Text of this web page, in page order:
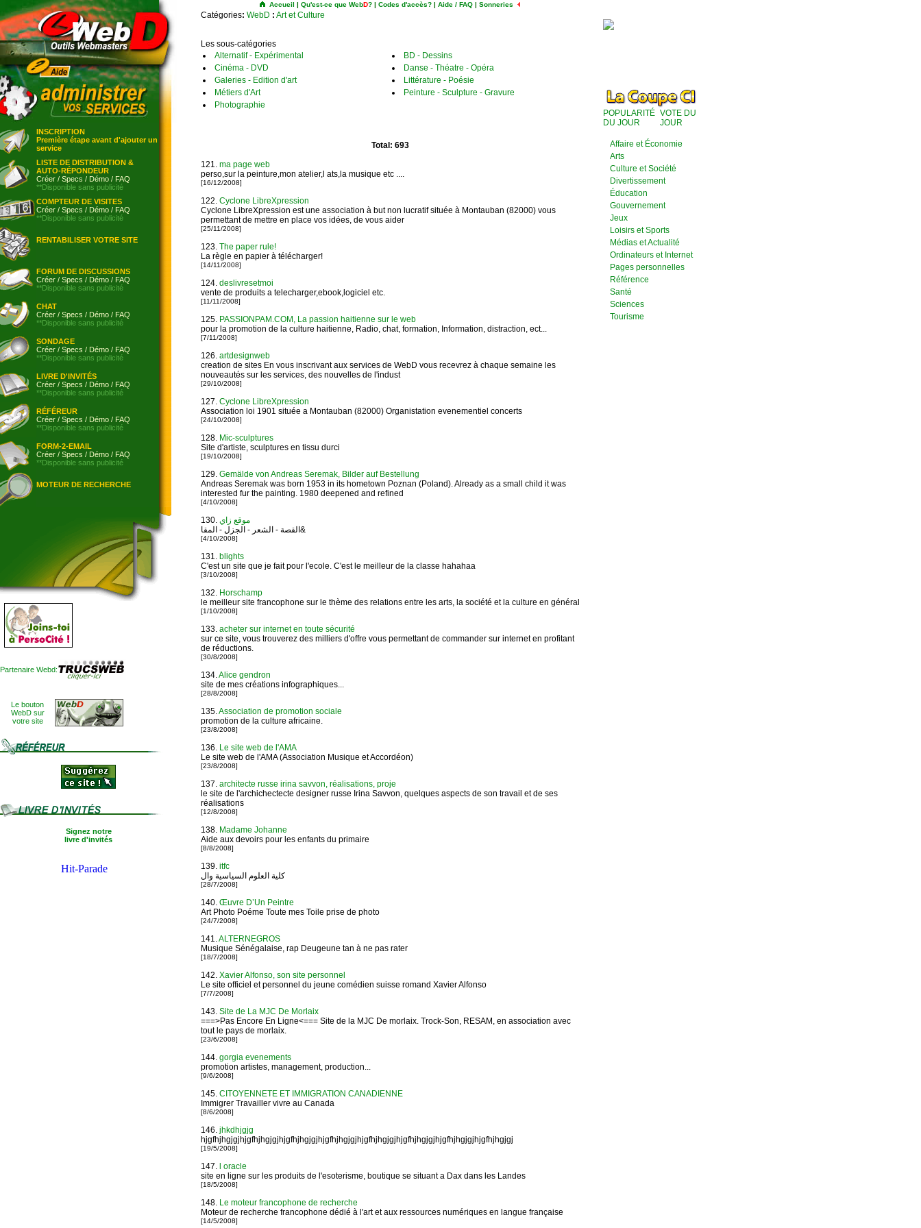
INSCRIPTION
Première étape avant d'ajouter un
service
LISTE DE DISTRIBUTION &
AUTO-RÉPONDEUR
Créer / Specs / Démo / FAQ
**Disponible sans publicité
COMPTEUR DE VISITES
Créer / Specs / Démo / FAQ
**Disponible sans publicité
RENTABILISER VOTRE SITE
FORUM DE DISCUSSIONS
Créer / Specs / Démo / FAQ
**Disponible sans publicité
CHAT
Créer / Specs / Démo / FAQ
**Disponible sans publicité
SONDAGE
Créer / Specs / Démo / FAQ
**Disponible sans publicité
LIVRE D'INVITÉS
Créer / Specs / Démo / FAQ
**Disponible sans publicité
RÉFÉREUR
Créer / Specs / Démo / FAQ
**Disponible sans publicité
FORM-2-EMAIL
Créer / Specs / Démo / FAQ
**Disponible sans publicité
MOTEUR DE RECHERCHE
Partenaire Webd:
Le bouton
WebD sur
votre site
Signez notre
livre d'invités
Accueil | Qu'est-ce que WebD? | Codes d'accès? | Aide / FAQ | Sonneries
Catégories: WebD : Art et Culture
Les sous-catégories
Alternatif - Expérimental
BD - Dessins
Cinéma - DVD
Danse - Théatre - Opéra
Galeries - Edition d'art
Littérature - Poésie
Métiers d'Art
Peinture - Sculpture - Gravure
Photographie
Total: 693
121. ma page web
perso,sur la peinture,mon atelier,l ats,la musique etc ....
[16/12/2008]
122. Cyclone LibreXpression
Cyclone LibreXpression est une association à but non lucratif située à Montauban (82000) vous
permettant de mettre en place vos idées, de vous aider
[25/11/2008]
123. The paper rule!
La règle en papier à télécharger!
[14/11/2008]
124. deslivresetmoi
vente de produits a telecharger,ebook,logiciel etc.
[11/11/2008]
125. PASSIONPAM.COM, La passion haitienne sur le web
pour la promotion de la culture haitienne, Radio, chat, formation, Information, distraction, ect...
[7/11/2008]
126. artdesignweb
creation de sites En vous inscrivant aux services de WebD vous recevrez à chaque semaine les
nouveautés sur les services, des nouvelles de l'indust
[29/10/2008]
127. Cyclone LibreXpression
Association loi 1901 située a Montauban (82000) Organistation evenementiel concerts
[24/10/2008]
128. Mic-sculptures
Site d'artiste, sculptures en tissu durci
[19/10/2008]
129. Gemälde von Andreas Seremak, Bilder auf Bestellung
Andreas Seremak was born 1953 in its hometown Poznan (Poland). Already as a small child it was
interested fur the painting. 1980 deepened and refined
[4/10/2008]
130. موقع زاي
القصة - الشعر - الجزل - المقا&
[4/10/2008]
131. blights
C'est un site que je fait pour l'ecole. C'est le meilleur de la classe hahahaa
[3/10/2008]
132. Horschamp
le meilleur site francophone sur le thème des relations entre les arts, la société et la culture en général
[1/10/2008]
133. acheter sur internet en toute sécurité
sur ce site, vous trouverez des milliers d'offre vous permettant de commander sur internet en profitant
de réductions.
[30/8/2008]
134.Alice gendron
site de mes créations infographiques...
[28/8/2008]
135.Association de promotion sociale
promotion de la culture africaine.
[23/8/2008]
136. Le site web de l'AMA
Le site web de l'AMA (Association Musique et Accordéon)
[23/8/2008]
137. architecte russe irina savvon, réalisations, proje
le site de l'archichectecte designer russe Irina Savvon, quelques aspects de son travail et de ses
réalisations
[12/8/2008]
138. Madame Johanne
Aide aux devoirs pour les enfants du primaire
[8/8/2008]
139. itfc
كلية العلوم السياسية وال
[28/7/2008]
140. Œuvre D’Un Peintre
Art Photo Poéme Toute mes Toile prise de photo
[24/7/2008]
141.ALTERNEGROS
Musique Sénégalaise, rap Deugeune tan à ne pas rater
[18/7/2008]
142. Xavier Alfonso, son site personnel
Le site officiel et personnel du jeune comédien suisse romand Xavier Alfonso
[7/7/2008]
143. Site de La MJC De Morlaix
===>Pas Encore En Ligne<=== Site de la MJC De morlaix. Trock-Son, RESAM, en association avec
tout le pays de morlaix.
[23/6/2008]
144. gorgia evenements
promotion artistes, management, production...
[9/6/2008]
145. CITOYENNETE ET IMMIGRATION CANADIENNE
Immigrer Travailler vivre au Canada
[8/6/2008]
146. jhkdhjgjg
hjgfhjhgjgjhjgfhjhgjgjhjgfhjhgjgjhjgfhjhgjgjhjgfhjhgjgjhjgfhjhgjgjhjgfhjhgjgjhjgfhjhgjgj
[19/5/2008]
147.
l oracle
site en ligne sur les produits de l'esoterisme, boutique se situant a Dax dans les Landes
[18/5/2008]
148. Le moteur francophone de recherche
Moteur de recherche francophone dédié à l'art et aux ressources numériques en langue française
[14/5/2008]
POPULARITÉ
DU JOUR
VOTE DU
JOUR
Affaire et Économie
Arts
Culture et Société
Divertissement
Éducation
Gouvernement
Jeux
Loisirs et Sports
Médias et Actualité
Ordinateurs et Internet
Pages personnelles
Référence
Santé
Sciences
Tourisme